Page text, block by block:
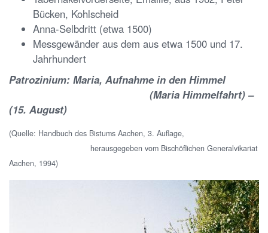
Bücken, Kohlscheid
Anna-Selbdritt (etwa 1500)
Messgewänder aus dem aus etwa 1500 und 17.
Jahrhundert
Patrozinium: Maria, Aufnahme in den Himmel
(Maria Himmelfahrt) –
(15. August)
(Quelle: Handbuch des Bistums Aachen, 3. Auflage,
herausgegeben vom Bischöflichen Generalvikariat
Aachen, 1994)